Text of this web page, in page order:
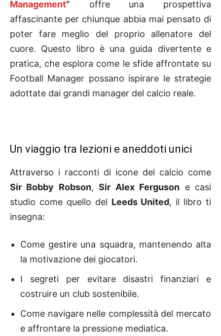
Management” offre una prospettiva
affascinante per chiunque abbia mai pensato di
poter fare meglio del proprio allenatore del
cuore. Questo libro è una guida divertente e
pratica, che esplora come le sfide affrontate su
Football Manager possano ispirare le strategie
adottate dai grandi manager del calcio reale.
Un viaggio tra lezioni e aneddoti unici
Attraverso i racconti di icone del calcio come
Sir Bobby Robson,Sir Alex Ferguson e casi
studio come quello del Leeds United, il libro ti
insegna:
Come gestire una squadra, mantenendo alta
la motivazione dei giocatori.
I segreti per evitare disastri finanziari e
costruire un club sostenibile.
Come navigare nelle complessità del mercato
e affrontare la pressione mediatica.